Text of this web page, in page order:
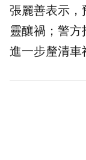
張麗善表示，
靈釀禍；警
進一步釐清車